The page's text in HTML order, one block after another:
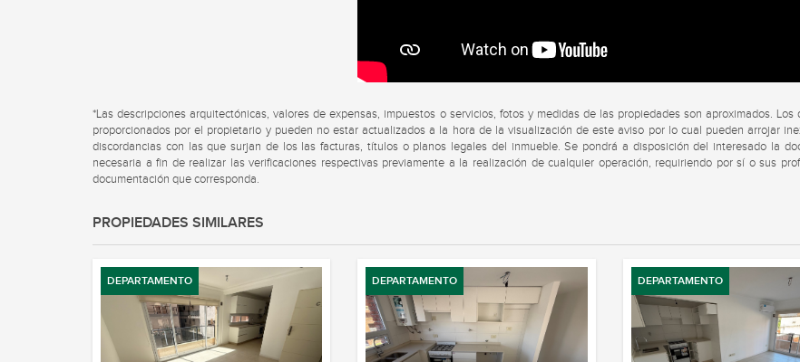
*Las descripciones arquitectónicas, valores de expensas, impuestos o servicios, fotos y medidas de las propiedades son aproximados. Los
proporcionados por el propietario y pueden no estar actualizados a la hora de la visualización de este aviso por lo cual pueden arrojar
discordancias con las que surjan de los las facturas, títulos o planos legales del inmueble. Se pondrá a disposición del interesado la
necesaria a fin de realizar las verificaciones respectivas previamente a la realización de cualquier operación, requiriendo por sí o sus
documentación que corresponda.
PROPIEDADES SIMILARES
DEPARTAMENTO DEPARTAMENTO DEPARTAMENTO